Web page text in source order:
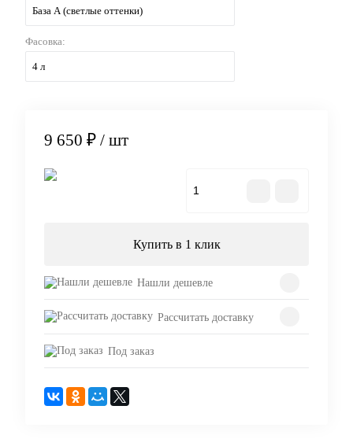
База А (светлые оттенки)
Фасовка:
4 л
9 650 ₽ / шт
Купить в 1 клик
Нашли дешевле
Рассчитать доставку
Под заказ